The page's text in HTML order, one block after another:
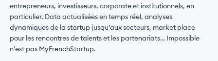
entrepreneurs, investisseurs, corporate et institutionnels, en
particulier. Data actualisées en temps réel, analyses
dynamiques de la startup jusqu’aux secteurs, market place
pour les rencontres de talents et les partenariats… Impossible
n’est pas MyFrenchStartup.